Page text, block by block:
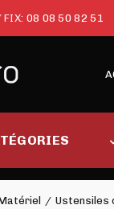
FIX: 08 08 50 82 51
Ustensiles